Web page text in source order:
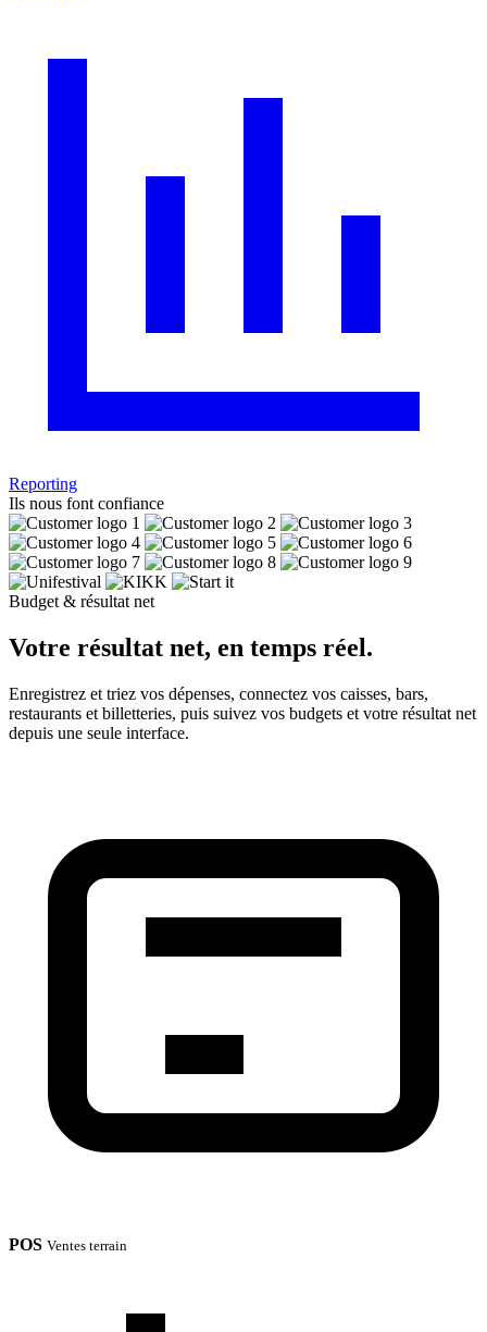
Reporting
Ils nous font confiance
Budget & résultat net
Votre résultat net, en temps réel.
Enregistrez et triez vos dépenses, connectez vos caisses, bars,
restaurants et billetteries, puis suivez vos budgets et votre résultat net
depuis une seule interface.
POS Ventes terrain